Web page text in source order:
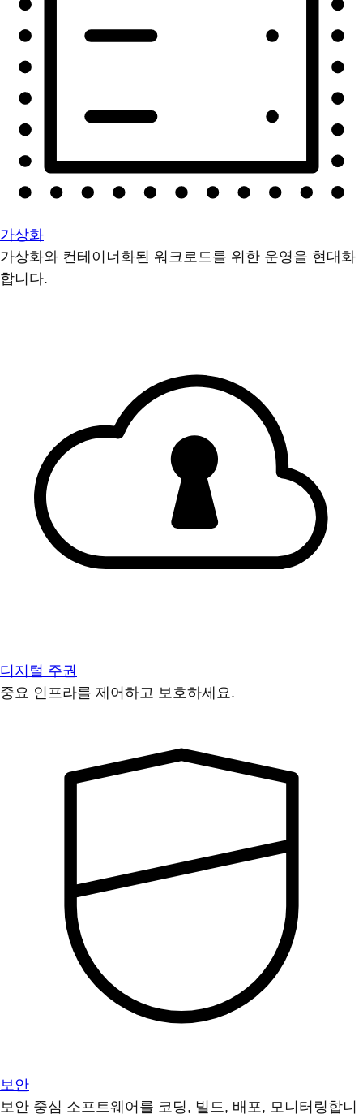
가상화
가상화와 컨테이너화된 워크로드를 위한 운영을 현대화
합니다.
디지털 주권
중요 인프라를 제어하고 보호하세요.
보안
보안 중심 소프트웨어를 코딩, 빌드, 배포, 모니터링합니